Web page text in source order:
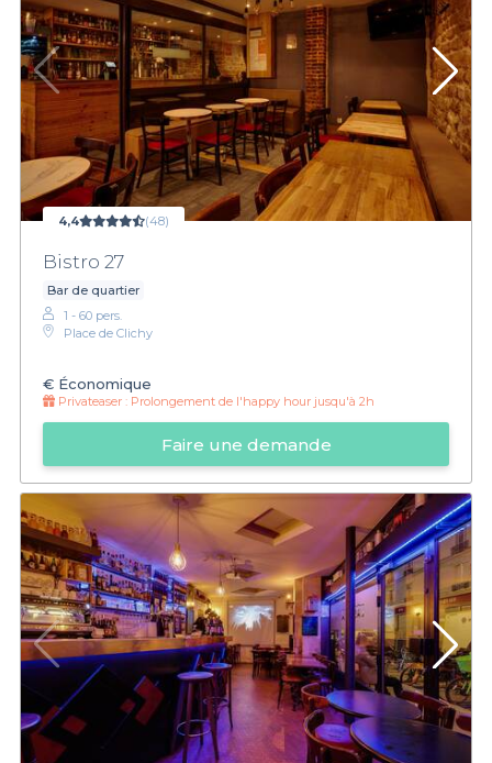
4,4 (48)
Bistro 27
Bar de quartier
1 - 60 pers.
Place de Clichy
€ Économique
Privateaser : Prolongement de l'happy hour jusqu'à 2h
Faire une demande